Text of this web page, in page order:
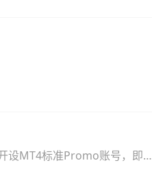
设MT4标准Promo账号，即可